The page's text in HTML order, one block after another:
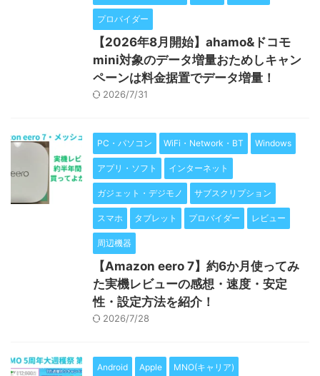
プロバイダー
【2026年8月開始】ahamo&ドコモ
mini対象のデータ増量おためしキャン
ペーンは料金据置でデータ増量！
2026/7/31
PC・パソコン WiFi・Network・BT Windows
アプリ・ソフト インターネット
ガジェット・デジモノ サブスクリプション
スマホ タブレット プロバイダー レビュー
周辺機器
【Amazon eero 7】約6か月使ってみ
た実機レビューの感想・速度・安定
性・設定方法を紹介！
2026/7/28
Android Apple MNO(キャリア)